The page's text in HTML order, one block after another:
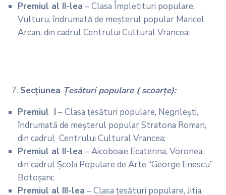
Premiul al II-lea – Clasa Împletituri populare,
Vulturu, îndrumată de meșterul popular Maricel
Arcan, din cadrul Centrului Cultural Vrancea;
Secţiunea Ţesături populare ( scoarţe):
Premiul I – Clasa țesături populare, Negrilești,
îndrumată de meșterul popular Stratona Roman,
din cadrul Centrului Cultural Vrancea;
Premiul al II-lea – Aicoboaie Ecaterina, Voronea,
din cadrul Școlii Populare de Arte “George Enescu”
Botoșani;
Premiul al III-lea – Clasa țesături populare, Jitia,